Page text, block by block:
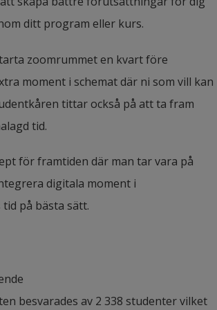
ditt program eller kurs.
zoomrummet en kvart före
moment i schemat där ni som vill kan
tittar också på att ta fram
tid.
för framtiden där man tar vara på
digitala moment i
på bästa sätt.
besvarades av 2 338 studenter vilket